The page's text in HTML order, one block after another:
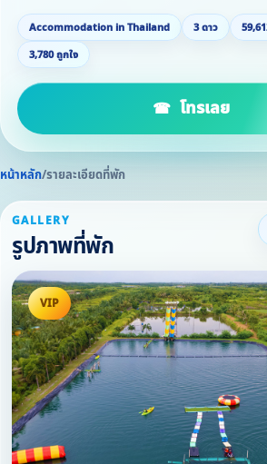
Accommodation in Thailand 3 ดาว
3,780 ถูกใจ
โทรเลย
หน้าหลัก/รายละเอียดที่พัก
GALLERY
รูปภาพที่พัก
VIP